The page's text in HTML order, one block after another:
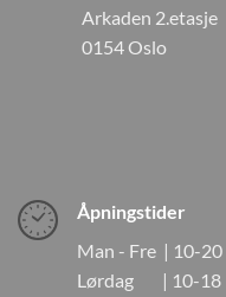
Arkaden 2.etasje
0154 Oslo
Åpningstider
Man - Fre | 10-20
Lørdag | 10-18